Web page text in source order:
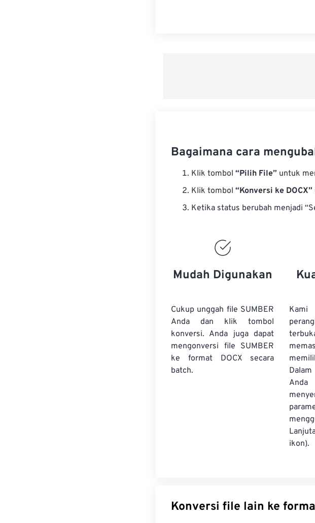
Bagaimana cara
Klik tombol “Pilih File” untuk
Klik tombol “Konversi ke DOCX”
Ketika status berubah menjadi
Mudah Digunakan
Cukup unggah file SUMBER
Anda dan klik tombol
konversi. Anda juga dapat
mengonversi file SUMBER
ke format DOCX secara
batch.
ikon).